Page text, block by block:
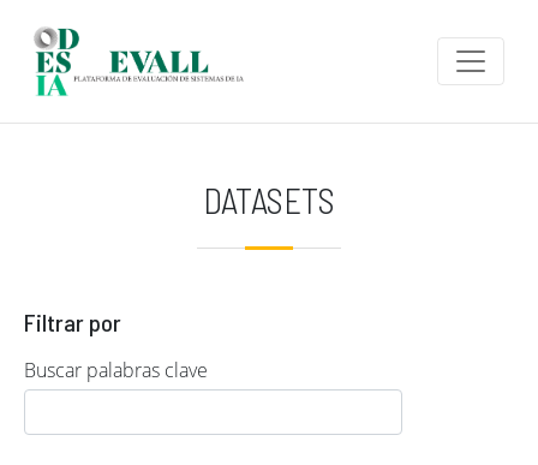
DATASETS
Filtrar por
Buscar palabras clave